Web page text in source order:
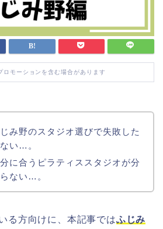
ロモーションを含む場合があります
み野のスタジオ選びで失敗した
ない…。
に合うピラティススタジオが分
ない…。
る方向けに、本記事ではふじみ